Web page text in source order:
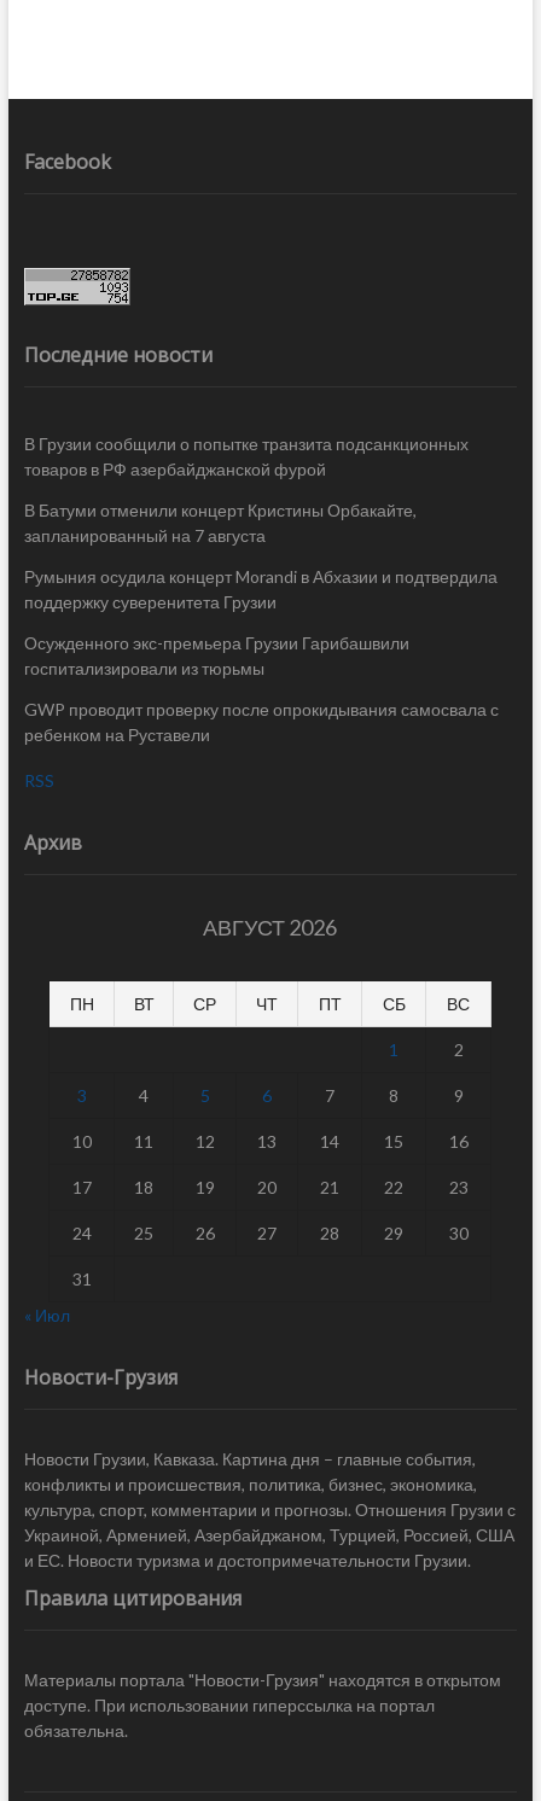
Facebook
Последние новости
В Грузии сообщили о попытке транзита подсанкционных
товаров в РФ азербайджанской фурой
В Батуми отменили концерт Кристины Орбакайте,
запланированный на 7 августа
Румыния осудила концерт Morandi в Абхазии и подтвердила
поддержку суверенитета Грузии
Осужденного экс-премьера Грузии Гарибашвили
госпитализировали из тюрьмы
GWP проводит проверку после опрокидывания самосвала с
ребенком на Руставели
RSS
Архив
АВГУСТ 2026
ПН ВТ СР ЧТ ПТ СБ ВС
1 2
3 4 5 6 7 8 9
10 11 12 13 14 15 16
17 18 19 20 21 22 23
24 25 26 27 28 29 30
31
« Июл
Новости-Грузия
Новости Грузии, Кавказа. Картина дня – главные события,
конфликты и происшествия, политика, бизнес, экономика,
культура, спорт, комментарии и прогнозы. Отношения Грузии с
Украиной, Арменией, Азербайджаном, Турцией, Россией, США
и ЕС. Новости туризма и достопримечательности Грузии.
Правила цитирования
Материалы портала "Новости-Грузия" находятся в открытом
доступе. При использовании гиперссылка на портал
обязательна.